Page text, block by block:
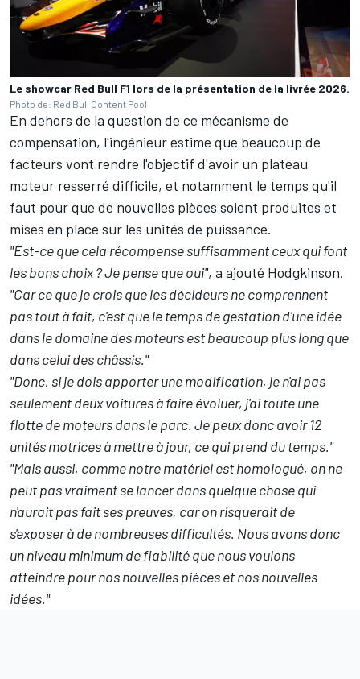
Le showcar Red Bull F1 lors de la présentation de la livrée 2026.
Photo de: Red Bull Content Pool
En dehors de la question de ce mécanisme de
compensation, l'ingénieur estime que beaucoup de
facteurs vont rendre l'objectif d'avoir un plateau
moteur resserré difficile, et notamment le temps qu'il
faut pour que de nouvelles pièces soient produites et
mises en place sur les unités de puissance.
"Est-ce que cela récompense suffisamment ceux qui font
les bons choix? Je pense que oui", a ajouté Hodgkinson.
"Car ce que je crois que les décideurs ne comprennent
pas tout à fait, c'est que le temps de gestation d'une idée
dans le domaine des moteurs est beaucoup plus long que
dans celui des châssis."
"Donc, si je dois apporter une modification, je n'ai pas
seulement deux voitures à faire évoluer, j'ai toute une
flotte de moteurs dans le parc. Je peux donc avoir 12
unités motrices à mettre à jour, ce qui prend du temps."
"Mais aussi, comme notre matériel est homologué, on ne
peut pas vraiment se lancer dans quelque chose qui
n'aurait pas fait ses preuves, car on risquerait de
s'exposer à de nombreuses difficultés. Nous avons donc
un niveau minimum de fiabilité que nous voulons
atteindre pour nos nouvelles pièces et nos nouvelles
idées."